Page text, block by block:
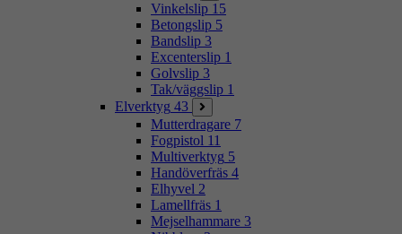
Vinkelslip 15
Betongslip 5
Bandslip 3
Excenterslip 1
Golvslip 3
Tak/väggslip 1
Elverktyg 43
Mutterdragare 7
Fogpistol 11
Multiverktyg 5
Handöverfräs 4
Elhyvel 2
Lamellfräs 1
Mejselhammare 3